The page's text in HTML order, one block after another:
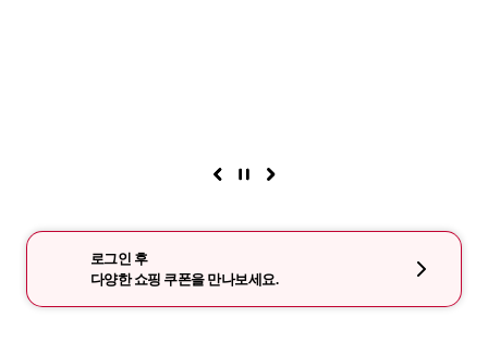
로그인 후
다양한 쇼핑 쿠폰을 만나보세요.